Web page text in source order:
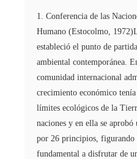
1. Conferencia de las
Humano (Estocolmo,
estableció el punto de
ambiental contemporánea.
comunidad internacional
crecimiento económico
límites ecológicos de la
naciones y en ella se aprobó
por 26 principios, figurando
fundamental a disfrutar de